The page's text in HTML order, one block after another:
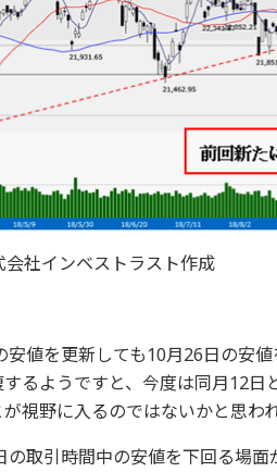
社インベストラスト作成
値を更新しても10月26日の安
るようですと、今度は同月12
視野に入るのではないかと思わ
の取引時間中の安値を下回る場